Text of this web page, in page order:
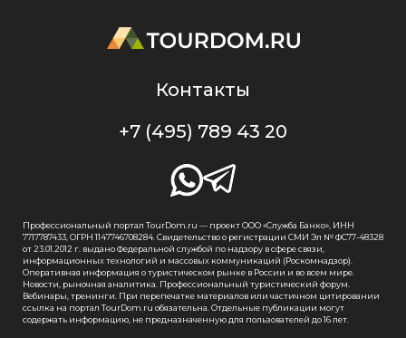
Контакты
+7 (495) 789 43 20
Профессиональный портал TourDom.ru — проект ООО «Служба Банко», ИНН
7717787433, ОГРН 1147746708284. Свидетельство о регистрации СМИ Эл № ФС77-48328
от 23.01.2012 г. выдано Федеральной службой по надзору в сфере связи,
информационных технологий и массовых коммуникаций (Роскомнадзор).
Оперативная информация о туристическом рынке в России и во всем мире.
Новости, рыночная аналитика. Профессиональный туристический форум.
Вебинары, тренинги. При перепечатке материалов или частичном цитировании
ссылка на портал TourDom.ru обязательна. Отдельные публикации могут
содержать информацию, не предназначенную для пользователей до 16 лет.